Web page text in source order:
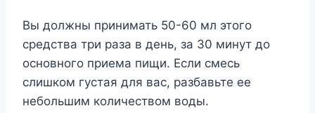
Вы должны принимать 50-60 мл этого
средства три раза в день, за 30 минут до
основного приема пищи. Если смесь
слишком густая для вас, разбавьте ее
небольшим количеством воды.